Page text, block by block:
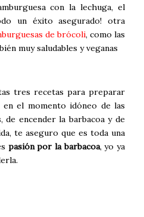
con la lechuga, el
un éxito asegurado! otra
de brócoli, como las
muy saludables y veganas
tres recetas para preparar
en el momento idóneo de las
de encender la barbacoa y de
te aseguro que es toda una
pasión por la barbacoa, yo ya